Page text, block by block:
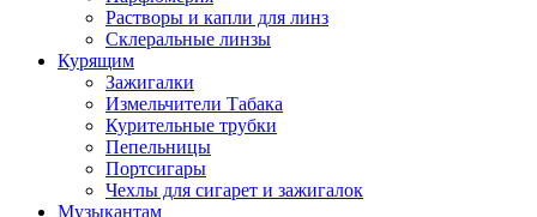
Растворы и капли для линз
Склеральные линзы
Курящим
Зажигалки
Измельчители Табака
Курительные трубки
Пепельницы
Портсигары
Чехлы для сигарет и зажигалок
Музыкантам